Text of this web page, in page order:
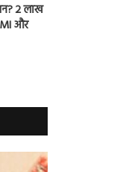
2 लाख
और